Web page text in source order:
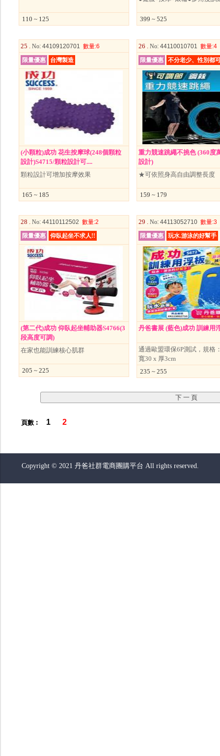
110 ~ 125 399 ~ 525
25 . No: 44109120701 數量:6
限量優惠
台灣製造
(小顆粒)成功 花生按摩球(248個顆粒
設計)S4715/顆粒設計可....
顆粒設計可增加按摩效果
165 ~ 185
26 . No: 44110010701 數量:4
限量優惠
不分老少、性別都
重力競速跳繩不挑色 (360度
設計)
★可依照身高自由調整長度
159 ~ 179
28 . No: 44110112502 數量:2
限量優惠
仰臥起坐不求人!!
(第二代)成功 仰臥起坐輔助器S4766(3
段高度可調)
在家也能訓練核心肌群
205 ~ 225
29 . No: 44113052710 數量:3
限量優惠
玩水.游泳的好幫手
丹爸書展 (藍色)成功 訓練用
通過歐盟環保6P測試，規格
寬30 x 厚3cm
235 ~ 255
頁數︰ 1 2
Copyright © 2021 丹爸社群電商團購平台 All rights reserved.